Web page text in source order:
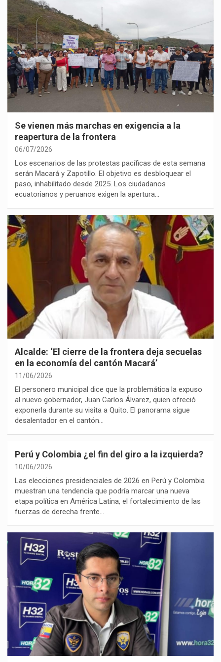
Se vienen más marchas en exigencia a la
reapertura de la frontera
06/07/2026
Los escenarios de las protestas pacíficas de esta semana
serán Macará y Zapotillo. El objetivo es desbloquear el
paso, inhabilitado desde 2025. Los ciudadanos
ecuatorianos y peruanos exigen la apertura…
Alcalde: ‘El cierre de la frontera deja secuelas
en la economía del cantón Macará’
11/06/2026
El personero municipal dice que la problemática la expuso
al nuevo gobernador, Juan Carlos Álvarez, quien ofreció
exponerla durante su visita a Quito. El panorama sigue
desalentador en el cantón…
Perú y Colombia ¿el fin del giro a la izquierda?
10/06/2026
Las elecciones presidenciales de 2026 en Perú y Colombia
muestran una tendencia que podría marcar una nueva
etapa política en América Latina, el fortalecimiento de las
fuerzas de derecha frente…